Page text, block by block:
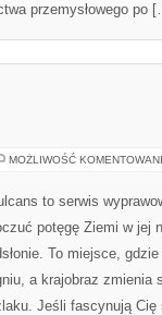
przemysłowego po
MOŻLIWOŚĆ
to serwis
potęgę Ziemi w jej
To miejsce,
a krajobraz zmienia
Jeśli fascynują